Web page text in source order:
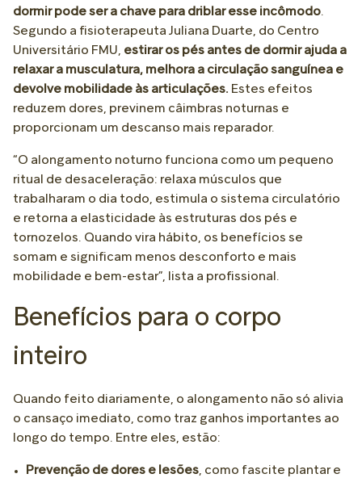
dormir pode ser a chave para driblar esse incômodo.
Segundo a fisioterapeuta Juliana Duarte, do Centro
Universitário FMU, estirar os pés antes de dormir ajuda a
relaxar a musculatura, melhora a circulação sanguínea e
devolve mobilidade às articulações. Estes efeitos
reduzem dores, previnem câimbras noturnas e
proporcionam um descanso mais reparador.
“O alongamento noturno funciona como um pequeno
ritual de desaceleração: relaxa músculos que
trabalharam o dia todo, estimula o sistema circulatório
e retorna a elasticidade às estruturas dos pés e
tornozelos. Quando vira hábito, os benefícios se
somam e significam menos desconforto e mais
mobilidade e bem-estar”, lista a profissional.
Benefícios para o corpo
inteiro
Quando feito diariamente, o alongamento não só alivia
o cansaço imediato, como traz ganhos importantes ao
longo do tempo. Entre eles, estão:
Prevenção de dores e lesões, como fascite plantar e